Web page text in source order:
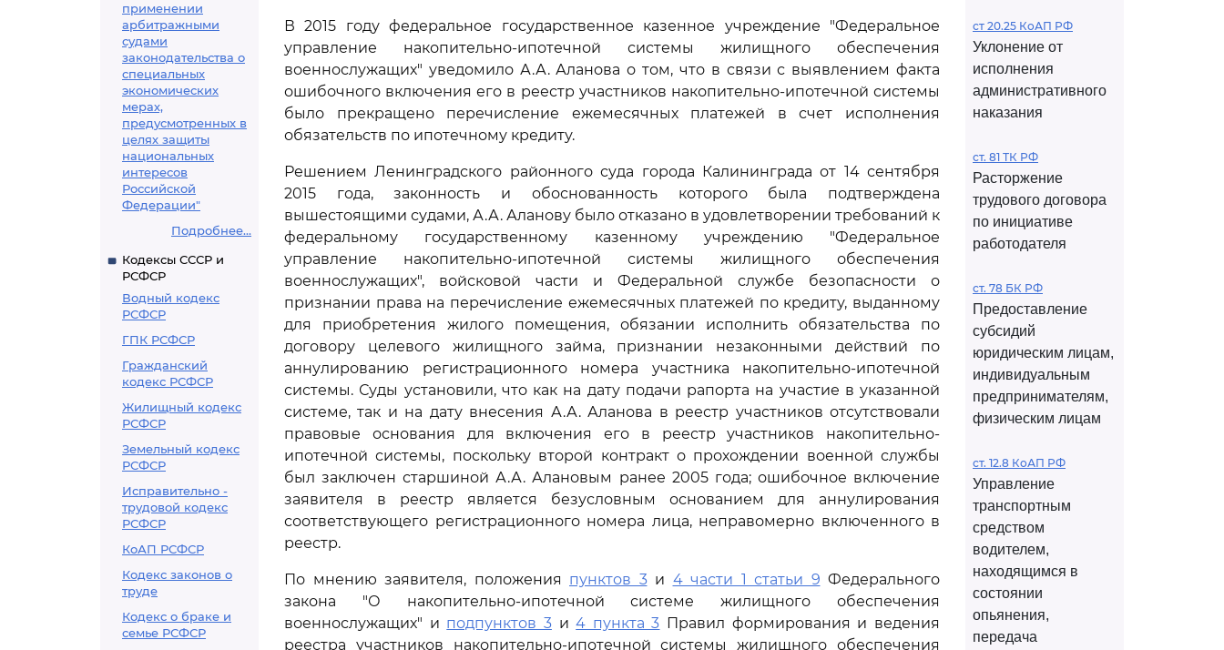
применении
арбитражными
судами
законодательства о
специальных
экономических
мерах,
предусмотренных в
целях защиты
национальных
интересов
Российской
Федерации"
Подробнее...
Кодексы СССР и
РСФСР
Водный кодекс
РСФСР
ГПК РСФСР
Гражданский
кодекс РСФСР
Жилищный кодекс
РСФСР
Земельный кодекс
РСФСР
Исправительно -
трудовой кодекс
РСФСР
КоАП РСФСР
Кодекс законов о
труде
Кодекс о браке и
семье РСФСР
В 2015 году федеральное государственное казенное учреждение "Федеральное
управление накопительно-ипотечной системы жилищного обеспечения
военнослужащих" уведомило А.А. Аланова о том, что в связи с выявлением факта
ошибочного включения его в реестр участников накопительно-ипотечной системы
было прекращено перечисление ежемесячных платежей в счет исполнения
обязательств по ипотечному кредиту.
Решением Ленинградского районного суда города Калининграда от 14 сентября
2015 года, законность и обоснованность которого была подтверждена
вышестоящими судами, А.А. Аланову было отказано в удовлетворении требований к
федеральному государственному казенному учреждению "Федеральное
управление накопительно-ипотечной системы жилищного обеспечения
военнослужащих", войсковой части и Федеральной службе безопасности о
признании права на перечисление ежемесячных платежей по кредиту, выданному
для приобретения жилого помещения, обязании исполнить обязательства по
договору целевого жилищного займа, признании незаконными действий по
аннулированию регистрационного номера участника накопительно-ипотечной
системы. Суды установили, что как на дату подачи рапорта на участие в указанной
системе, так и на дату внесения А.А. Аланова в реестр участников отсутствовали
правовые основания для включения его в реестр участников накопительно-
ипотечной системы, поскольку второй контракт о прохождении военной службы
был заключен старшиной А.А. Алановым ранее 2005 года; ошибочное включение
заявителя в реестр является безусловным основанием для аннулирования
соответствующего регистрационного номера лица, неправомерно включенного в
реестр.
По мнению заявителя, положения пунктов 3и 4 части 1 статьи 9 Федерального
закона "О накопительно-ипотечной системе жилищного обеспечения
военнослужащих" и подпунктов 3и4 пункта 3 Правил формирования и ведения
реестра участников накопительно-ипотечной системы жилищного обеспечения
ст 20.25 КоАП РФ
Уклонение от
исполнения
административного
наказания
ст. 81 ТК РФ
Расторжение
трудового договора
по инициативе
работодателя
ст. 78 БК РФ
Предоставление
субсидий
юридическим лицам,
индивидуальным
предпринимателям,
физическим лицам
ст. 12.8 КоАП РФ
Управление
транспортным
средством
водителем,
находящимся в
состоянии
опьянения,
передача